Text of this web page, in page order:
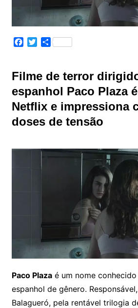
e
b
o
o
k
t
e
r
S
r
e
Filme de terror
espanhol Paco Plaza
Netflix e impressiona
doses de tensão
Paco Plazaé um nome
espanhol de gênero.
Balagueró, pela rentável trilogia